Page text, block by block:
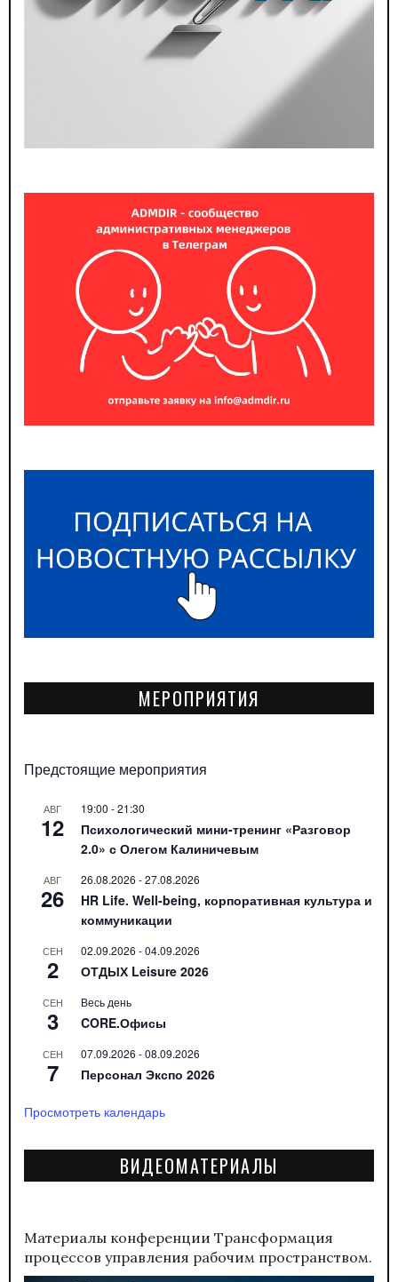
МЕРОПРИЯТИЯ
Предстоящие мероприятия
АВГ
12
19:00 -21:30
Психологический мини-тренинг «Разговор
2.0» с Олегом Калиничевым
АВГ
26
26.08.2026 -27.08.2026
HR Life. Well-being, корпоративная культура и
коммуникации
СЕН
2
02.09.2026 -04.09.2026
ОТДЫХ Leisure 2026
СЕН
3
Весь день
CORE.Офисы
СЕН
7
07.09.2026 -08.09.2026
Персонал Экспо 2026
Просмотреть календарь
ВИДЕОМАТЕРИАЛЫ
Материалы конференции Трансформация
процессов управления рабочим пространством.